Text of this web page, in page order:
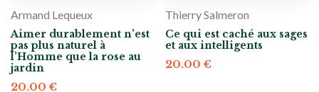
Armand Lequeux
Aimer durablement n’est
pas plus naturel à
l’Homme que la rose au
jardin
20.00 €
Thierry Salmeron
Ce qui est caché aux sages
et aux intelligents
20.00 €